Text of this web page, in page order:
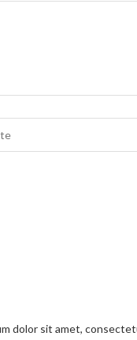
dolor sit amet,